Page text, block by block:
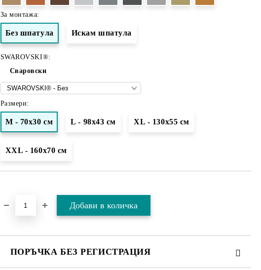
За монтажа:
Без шпатула Искам шпатула
SWAROVSKI®:
Сваровски
Размери:
M - 70x30 см L - 98x43 см XL - 130х55 см
XXL - 160х70 см
ПОРЪЧКА БЕЗ РЕГИСТРАЦИЯ